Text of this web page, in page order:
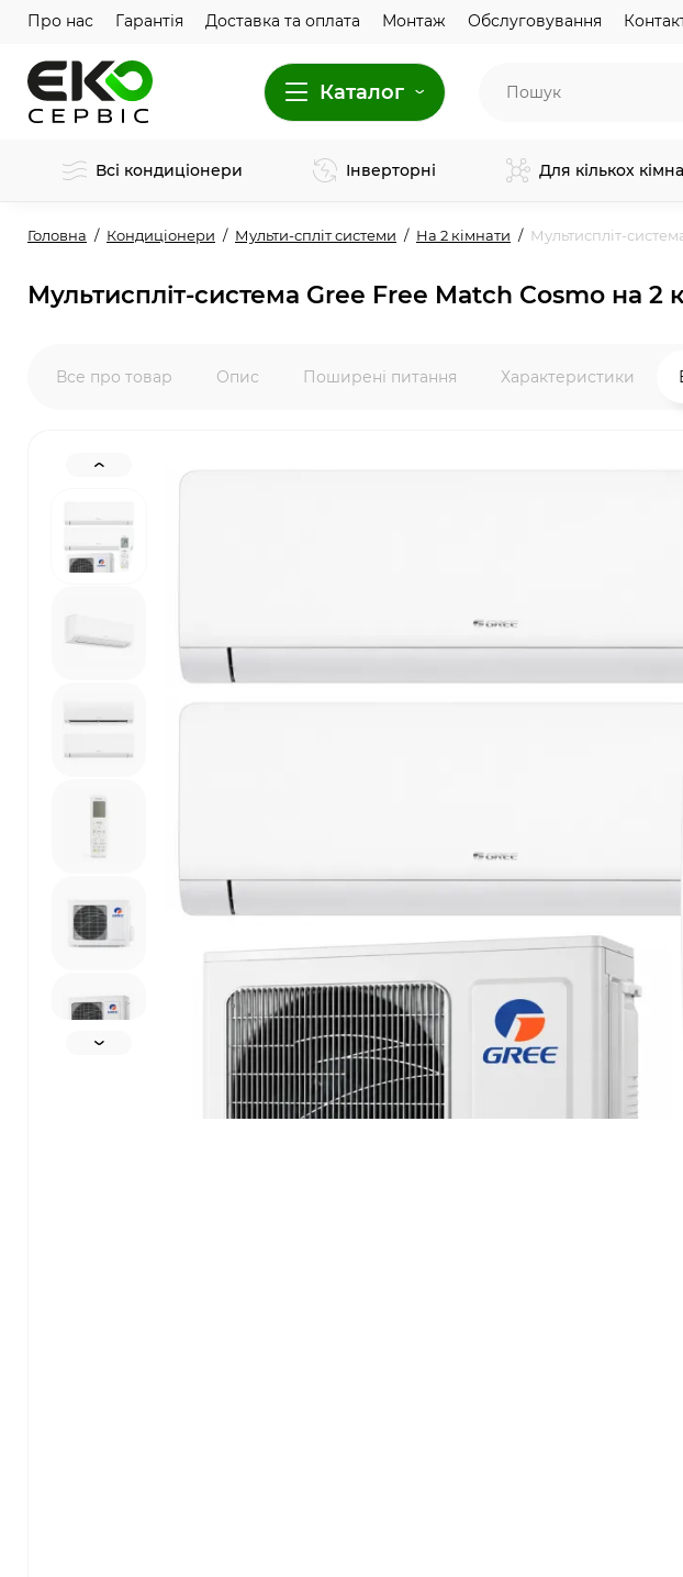
Про нас Гарантія Доставка та оплата Монтаж Обслуговування
Каталог
Всі кондиціонери Інверторні Для кількох
Головна Кондиціонери Мульти-спліт системи На 2 кімнати Мультиспліт-
Мультиспліт-система Gree Free Match Cosmo на 2
Все про товар Опис Поширені питання Характеристики